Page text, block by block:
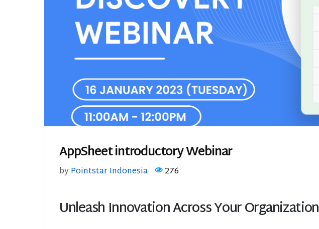
AppSheet introductory Webinar
byPointstar Indonesia 276
Unleash Innovation Across Your Organization